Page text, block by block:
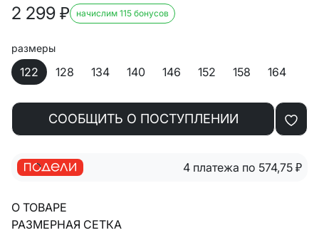
2 299 ₽ начислим 115 бонусов
размеры
122 128 134 140 146 152 158 164
СООБЩИТЬ О ПОСТУПЛЕНИИ
4 платежа по 574,75 ₽
О ТОВАРЕ
РАЗМЕРНАЯ СЕТКА